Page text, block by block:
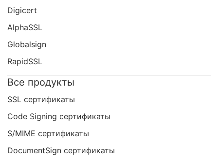
Digicert
AlphaSSL
Globalsign
RapidSSL
Все продукты
SSL сертификаты
Code Signing сертификаты
S/MIME сертификаты
DocumentSign сертификаты